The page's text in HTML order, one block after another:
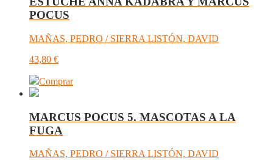
POCUS
MAÑAS, PEDRO / SIERRA LISTÓN, DAVID
43,80 €
Comprar
MARCUS POCUS 5. MASCOTAS A LA
FUGA
MAÑAS, PEDRO / SIERRA LISTÓN, DAVID